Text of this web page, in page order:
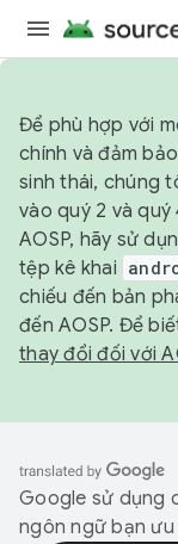
Để phù hợp với
chính và đảm
sinh thái, chúng
vào quý 2 và
AOSP, hãy sử
tệp kê khai
chiếu đến bản
đến AOSP. Để
thay đổi đối với
Google sử dụng
ngôn ngữ bạn